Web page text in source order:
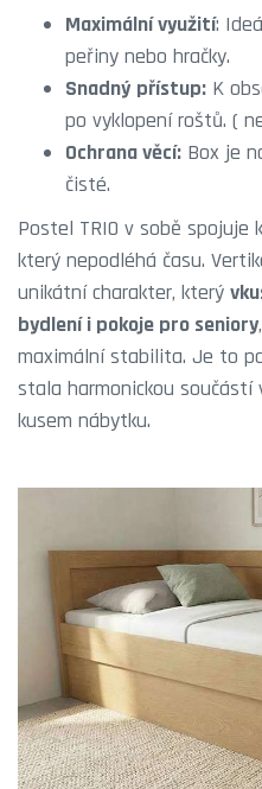
Maximální využití:
peřiny nebo hračky.
Snadný přístup: K
po vyklopení roštů. (
Ochrana věcí: Box je
čisté.
Postel TRIO v sobě
který nepodléhá času.
unikátní charakter, který
bydlení i pokoje pro seniory
maximální stabilita. Je to
stala harmonickou součástí
kusem nábytku.